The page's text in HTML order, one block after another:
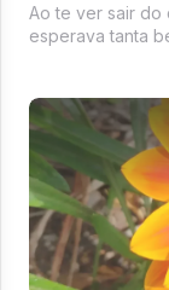
Ao te ver sair do
esperava tanta
cessou.